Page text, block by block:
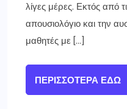
λίγες μέρες. Εκτός από
απουσιολόγιο και την
μαθητές με […]
ΠΕΡΙΣΣΌΤΕΡΑ ΕΔΏ